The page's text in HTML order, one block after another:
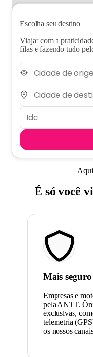
Escolha seu destino
Viajar com a
filas e fazendo tudo
Aqui
É só você
Mais seguro
Empresas e
pela ANTT.
exclusivas,
telemetria
os nossos